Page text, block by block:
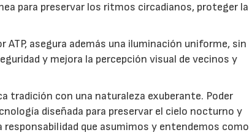
para preservar los ritmos circadianos, proteger la
asegura además una iluminación uniforme, sin
y mejora la percepción visual de vecinos y
tradición con una naturaleza exuberante. Poder
diseñada para preservar el cielo nocturno y
que asumimos y entendemos como